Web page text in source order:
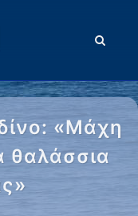
«Μάχη
θαλάσσια